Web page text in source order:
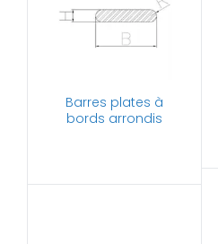
Barres plates à
bords arrondis